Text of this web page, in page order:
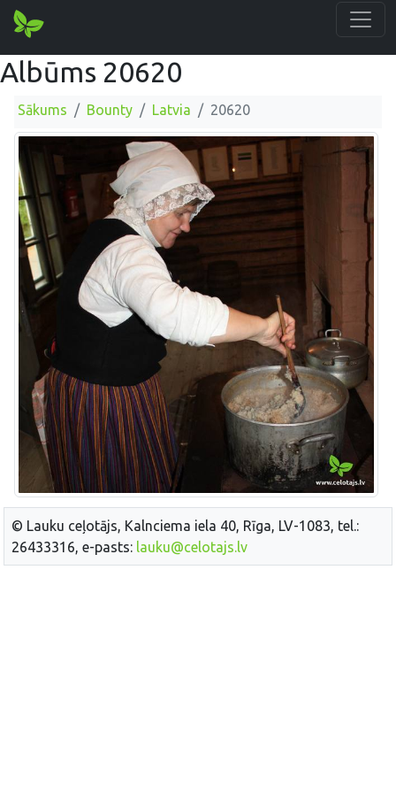
Albūms 20620
Sākums Bounty Latvia 20620
© Lauku ceļotājs, Kalnciema iela 40, Rīga, LV-1083, tel.:
26433316, e-pasts: lauku@celotajs.lv